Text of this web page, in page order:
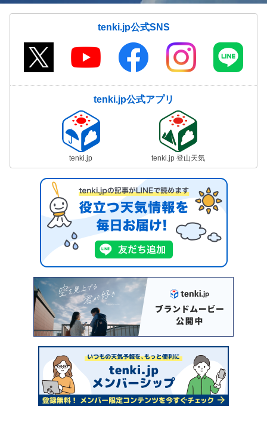
tenki.jp公式SNS
tenki.jp公式アプリ
tenki.jp tenki.jp 登山天気